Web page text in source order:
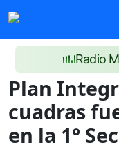
Radio
Plan
cuadras
en la 1°